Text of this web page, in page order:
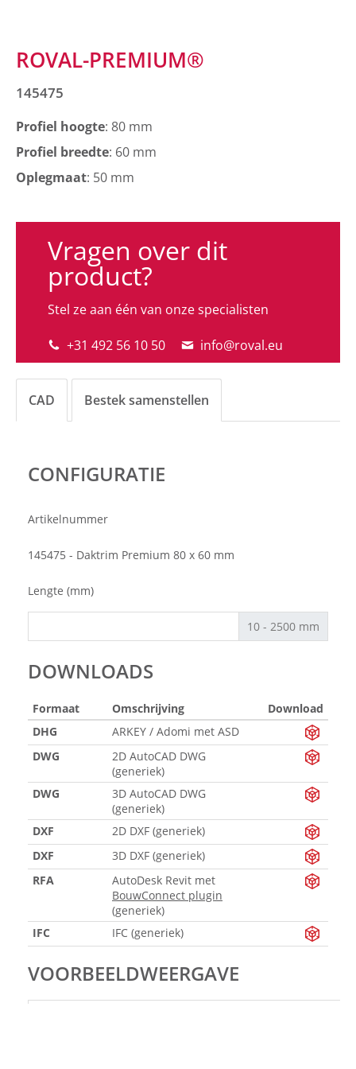
ROVAL-PREMIUM®
145475
Profiel hoogte: 80 mm
Profiel breedte: 60 mm
Oplegmaat: 50 mm
Vragen over dit
product?
Stel ze aan één van onze specialisten
+31 492 56 10 50 info@roval.eu
CAD Bestek samenstellen